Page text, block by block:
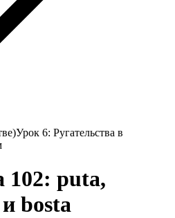
Урок 6: Ругательства в
102: puta,
bosta